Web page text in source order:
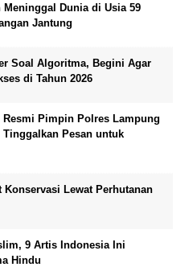
Meninggal Dunia di Usia 59
Jantung
Soal Algoritma, Begini Agar
di Tahun 2026
Resmi Pimpin Polres Lampung
Pesan untuk
Konservasi Lewat Perhutanan
9 Artis Indonesia Ini
Hindu